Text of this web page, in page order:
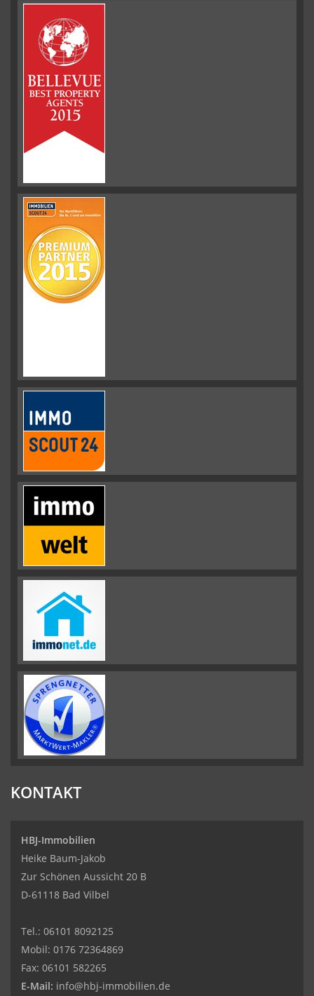
KONTAKT
HBJ-Immobilien
Heike Baum-Jakob
Zur Schönen Aussicht 20 B
D-61118 Bad Vilbel
Tel.: 06101 8092125
Mobil: 0176 72364869
Fax: 06101 582265
E-Mail: info@hbj-immobilien.de